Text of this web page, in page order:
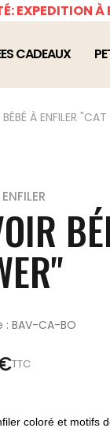
EXPEDITION
CADEAUX
À ENFILER
BAV-CA-BO
TTC
coloré et motifs